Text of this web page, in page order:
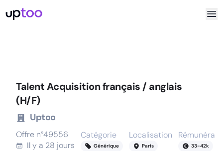
Talent Acquisition français / anglais
(H/F)
Uptoo
Offre n°49556
Il y a 28 jours
Catégorie
Générique
Localisation
Paris 33-42k